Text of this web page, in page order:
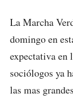
La Marcha
domingo en
expectativa en
sociólogos ya
las mas